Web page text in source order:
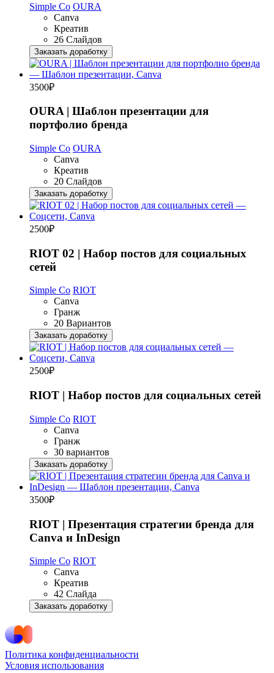
Simple Co OURA
Canva
Креатив
26 Слайдов
Заказать доработку
3500₽
OURA | Шаблон презентации для
портфолио бренда
Simple Co OURA
Canva
Креатив
20 Слайдов
Заказать доработку
2500₽
RIOT 02 | Набор постов для социальных
сетей
Simple Co RIOT
Canva
Гранж
20 Вариантов
Заказать доработку
2500₽
RIOT | Набор постов для социальных сетей
Simple Co RIOT
Canva
Гранж
30 вариантов
Заказать доработку
3500₽
RIOT | Презентация стратегии бренда для
Canva и InDesign
Simple Co RIOT
Canva
Креатив
42 Слайда
Заказать доработку
Политика конфиденциальности
Условия использования